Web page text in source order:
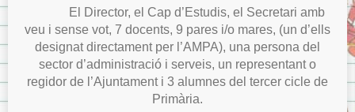
El Director, el Cap d’Estudis, el Secretari amb
veu i sense vot, 7 docents, 9 pares i/o mares, (un d’ells
designat directament per l’AMPA), una persona del
sector d’administració i serveis, un representant o
regidor de l’Ajuntament i 3 alumnes del tercer cicle de
Primària.